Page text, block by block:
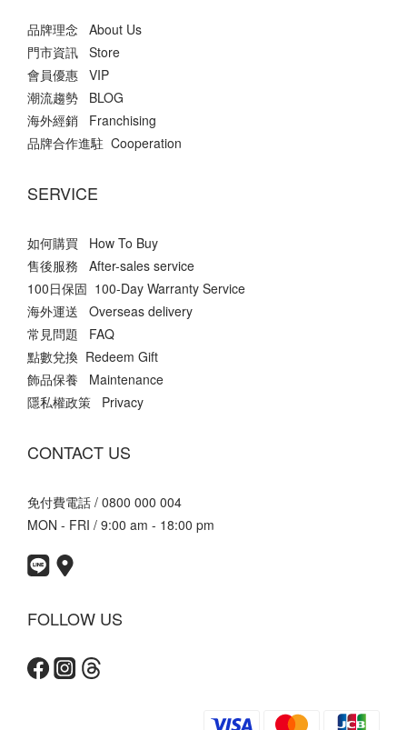
品牌理念 About Us
門市資訊 Store
會員優惠 VIP
潮流趨勢 BLOG
海外經銷 Franchising
品牌合作進駐 Cooperation
SERVICE
如何購買 How To Buy
售後服務 After-sales service
100日保固 100-Day Warranty Service
海外運送 Overseas delivery
常見問題 FAQ
點數兌換 Redeem Gift
飾品保養 Maintenance
隱私權政策 Privacy
CONTACT US
免付費電話 / 0800 000 004
MON - FRI / 9:00 am - 18:00 pm
FOLLOW US